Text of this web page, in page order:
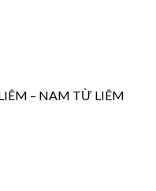
– NAM TỪ LIÊM